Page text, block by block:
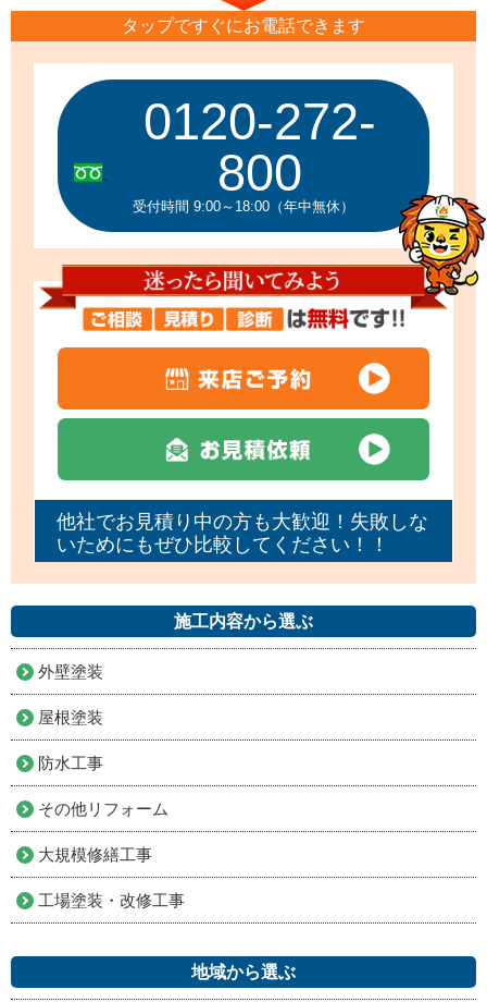
タップですぐにお電話できます
0120-272-
800
受付時間 9:00～18:00（年中無休）
他社でお見積り中の方も大歓迎！失敗しな
いためにもぜひ比較してください！！
施工内容から選ぶ
外壁塗装
屋根塗装
防水工事
その他リフォーム
大規模修繕工事
工場塗装・改修工事
地域から選ぶ